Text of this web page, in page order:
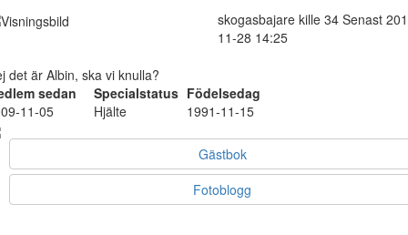
skogasbajare kille 34 Senast
11-28 14:25
det är Albin, ska vi knulla?
sedan
Specialstatus Födelsedag
11-05
Hjälte 1991-11-15
Gästbok
Fotoblogg